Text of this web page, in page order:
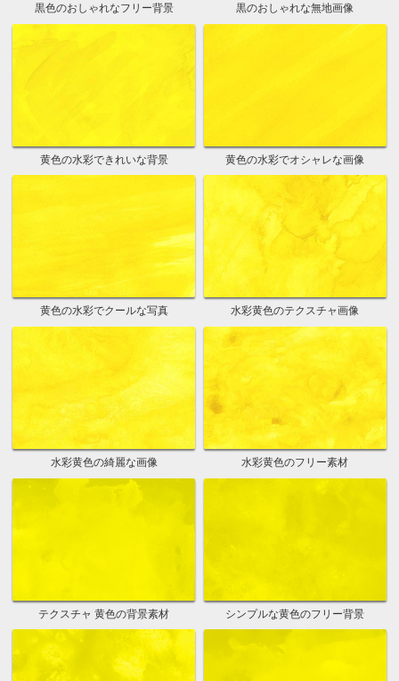
黒色のおしゃれなフリー背景 黒のおしゃれな無地画像
黄色の水彩できれいな背景 黄色の水彩でオシャレな画像
黄色の水彩でクールな写真 水彩黄色のテクスチャ画像
水彩黄色の綺麗な画像 水彩黄色のフリー素材
テクスチャ 黄色の背景素材 シンプルな黄色のフリー背景